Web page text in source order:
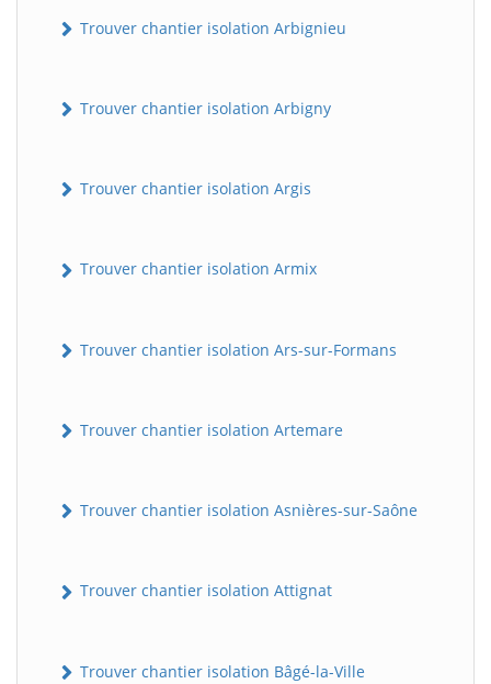
Trouver chantier isolation Arbignieu
Trouver chantier isolation Arbigny
Trouver chantier isolation Argis
Trouver chantier isolation Armix
Trouver chantier isolation Ars-sur-Formans
Trouver chantier isolation Artemare
Trouver chantier isolation Asnières-sur-Saône
Trouver chantier isolation Attignat
Trouver chantier isolation Bâgé-la-Ville